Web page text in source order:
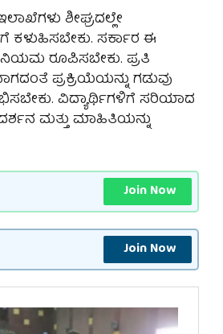
ಶೀಘ್ರದಲ್ಲೇ
ಸರ್ಕಾರ ಈ
ನಿಯಮ ರೂಪಿಸಬೇಕು. ಪ್ರತಿ
ಪ್ರಕ್ರಿಯೆಯನ್ನು ಗಡುವು
ವಿದ್ಯಾರ್ಥಿಗಳಿಗೆ ಸರಿಯಾದ
ಮತ್ತು ಮಾಹಿತಿಯನ್ನು
Join Now
Join Now